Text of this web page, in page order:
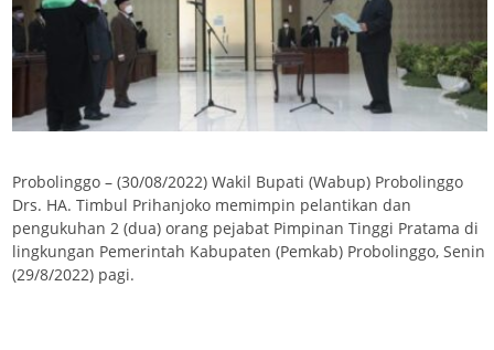
Probolinggo – (30/08/2022) Wakil Bupati (Wabup) Probolinggo
Drs. HA. Timbul Prihanjoko memimpin pelantikan dan
pengukuhan 2 (dua) orang pejabat Pimpinan Tinggi Pratama di
lingkungan Pemerintah Kabupaten (Pemkab) Probolinggo, Senin
(29/8/2022) pagi.